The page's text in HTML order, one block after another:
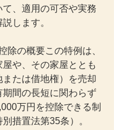
て、適用の可否や実務
します。
除の概要この特例は、
屋や、その家屋ととも
たは借地権）を売却
期間の長短に関わらず
万円を控除できる制
措置法第35条）。